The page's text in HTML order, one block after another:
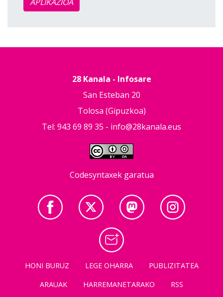
28 Kanala - Infosare
San Esteban 20
Tolosa (Gipuzkoa)
Tel: 943 69 89 35 - info@28kanala.eus
Codesyntaxek garatua
HONI BURUZ LEGE OHARRA
PUBLIZITATEA
ARAUAK
HARREMANETARAKO RSS